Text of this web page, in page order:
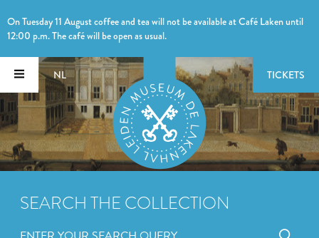
On Tuesday 11 August coffee and tea will not be available at Café Laken until
12:00 p.m. The café will be open as usual.
NL TICKETS
SEARCH THE COLLECTION